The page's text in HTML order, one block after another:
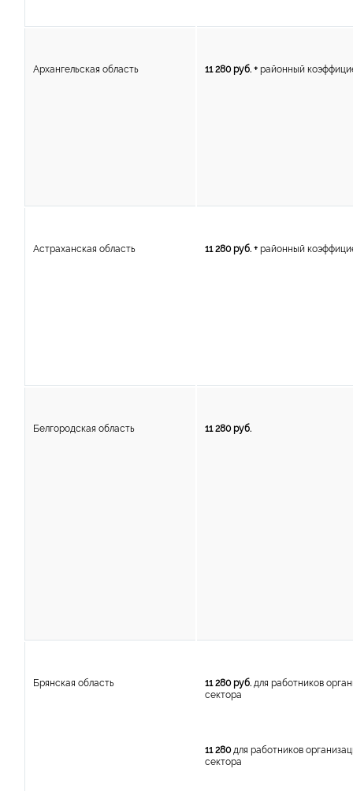
Архангельская область 11 280 руб. +районный
Астраханская область 11 280 руб. +районный
Белгородская область 11 280 руб.
Брянская область 11 280 руб.для работников
сектора
11 280для работников
сектора